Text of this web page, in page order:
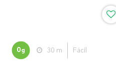
0g 30 m Fácil